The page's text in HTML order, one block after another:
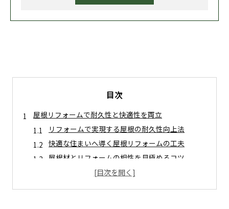
目次
屋根リフォームで耐久性と快適性を両立
リフォームで実現する屋根の耐久性向上法
快適な住まいへ導く屋根リフォームの工夫
屋根材とリフォームの相性を見極めるコツ
長く安心できるリフォーム計画の立て方